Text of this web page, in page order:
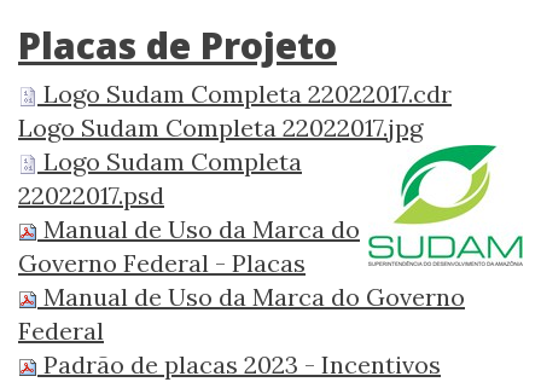
Placas de Projeto
Logo Sudam Completa 22022017.cdr
Logo Sudam Completa 22022017.jpg
Logo Sudam Completa
22022017.psd
Manual de Uso da Marca do
Governo Federal - Placas
Manual de Uso da Marca do Governo
Federal
Padrão de placas 2023 - Incentivos